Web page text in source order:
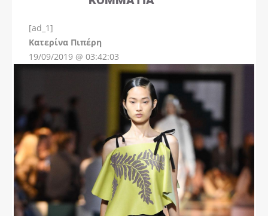
[ad_1]
Kατερίνα Πιπέρη
19/09/2019 @ 03:42:03